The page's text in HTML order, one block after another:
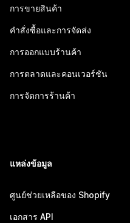
การขายสินค้า
คำสั่งซื้อและการจัดส่ง
การออกแบบร้านค้า
การตลาดและคอนเวอร์ชัน
การจัดการร้านค้า
แหล่งข้อมูล
ศูนย์ช่วยเหลือของ Shopify
เอกสาร API